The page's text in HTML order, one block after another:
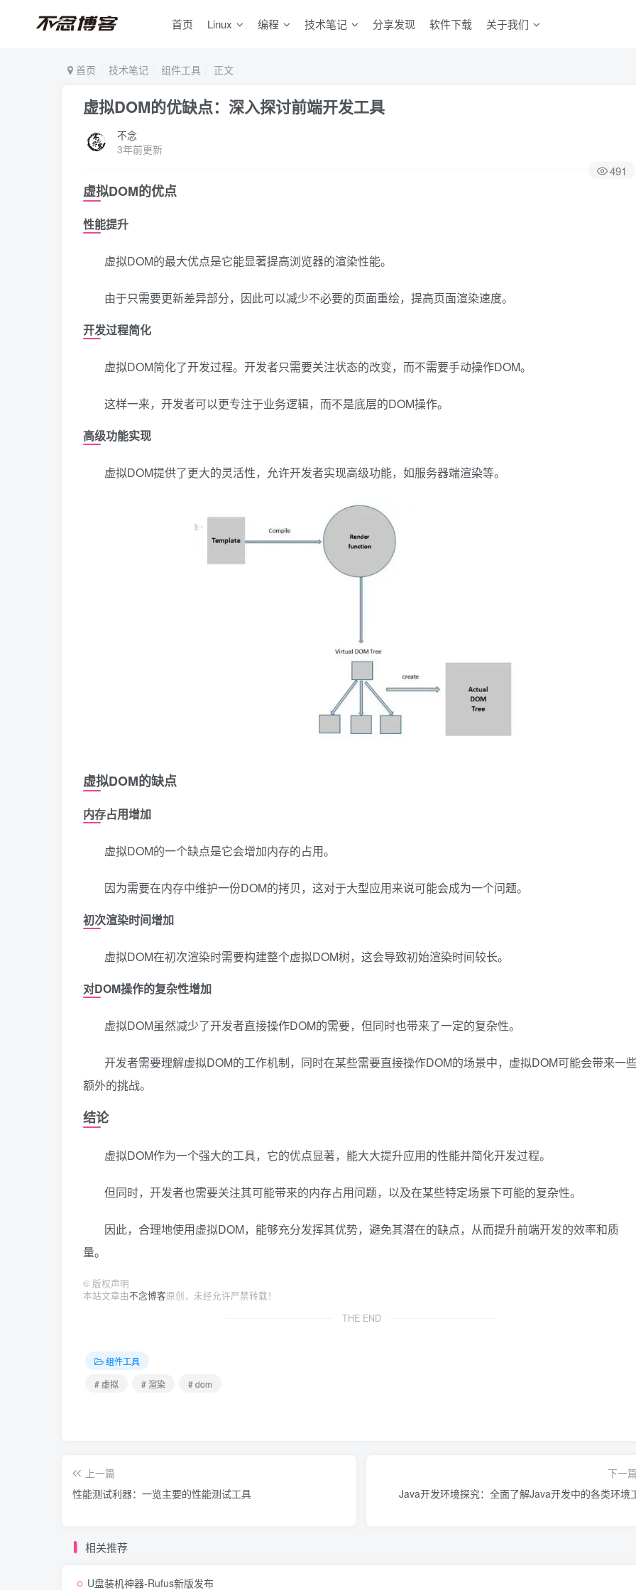
首页 Linux 编程 技术笔记 分享发现 软件下载 关于我们
首页 技术笔记 组件工具 正文
虚拟DOM的优缺点：深入探讨前端开发工具
不念
3年前更新
491
虚拟DOM的优点
性能提升
虚拟DOM的最大优点是它能显著提高浏览器的渲染性能。
由于只需要更新差异部分，因此可以减少不必要的页面重绘，提高页面渲染速度。
开发过程简化
虚拟DOM简化了开发过程。开发者只需要关注状态的改变，而不需要手动操作DOM。
这样一来，开发者可以更专注于业务逻辑，而不是底层的DOM操作。
高级功能实现
虚拟DOM提供了更大的灵活性，允许开发者实现高级功能，如服务器端渲染等。
虚拟DOM的缺点
内存占用增加
虚拟DOM的一个缺点是它会增加内存的占用。
因为需要在内存中维护一份DOM的拷贝，这对于大型应用来说可能会成为一个问题。
初次渲染时间增加
虚拟DOM在初次渲染时需要构建整个虚拟DOM树，这会导致初始渲染时间较长。
对DOM操作的复杂性增加
虚拟DOM虽然减少了开发者直接操作DOM的需要，但同时也带来了一定的复杂性。
开发者需要理解虚拟DOM的工作机制，同时在某些需要直接操作DOM的场景中，虚拟DOM可能会带来一
额外的挑战。
结论
虚拟DOM作为一个强大的工具，它的优点显著，能大大提升应用的性能并简化开发过程。
但同时，开发者也需要关注其可能带来的内存占用问题，以及在某些特定场景下可能的复杂性。
因此，合理地使用虚拟DOM，能够充分发挥其优势，避免其潜在的缺点，从而提升前端开发的效率和质
量。
© 版权声明
本站文章由不念博客原创，未经允许严禁转载！
THE END
组件工具
# 虚拟
# 渲染 # dom
上一篇
性能测试利器：一览主要的性能测试工具
下一
Java开发环境探究：全面了解Java开发中的各类环境
相关推荐
U盘装机神器-Rufus新版发布